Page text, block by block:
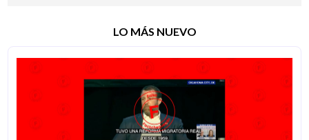
LO MÁS NUEVO